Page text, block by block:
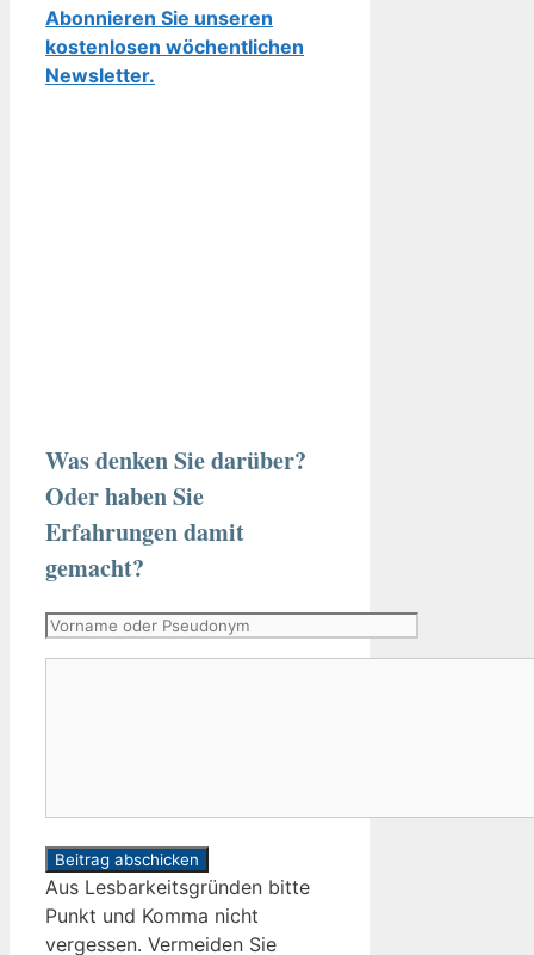
Abonnieren Sie unseren
kostenlosen wöchentlichen
Newsletter.
Was denken Sie darüber?
Oder haben Sie
Erfahrungen damit
gemacht?
Vorname
Aus Lesbarkeitsgründen bitte
Punkt und Komma nicht
vergessen. Vermeiden Sie